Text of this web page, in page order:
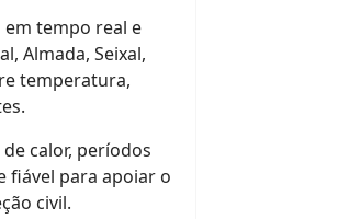
em tempo real e
Almada, Seixal,
temperatura,
calor, períodos
fiável para apoiar o
civil.